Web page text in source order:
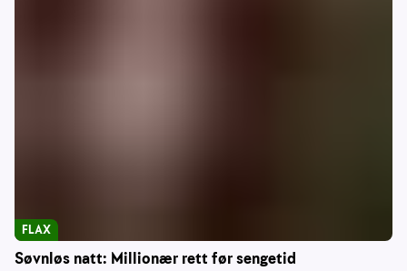
Søvnløs natt: Millionær rett før sengetid
FLAX